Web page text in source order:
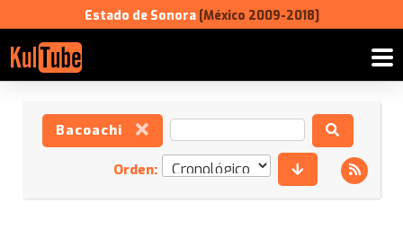
Estado de Sonora [México 2009-2018]
Bacoachi
Orden: